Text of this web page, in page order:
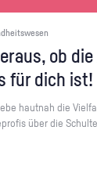
ob
für dich ist!
haut­nah die
über die